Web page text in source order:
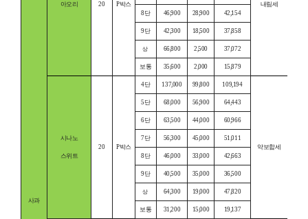
사과
아오리 20 P박스 내림세
8단 46,900 28,900 42,154
9단 42,300 18,500 37,858
상 66,800 2,500 37,072
보통 35,600 2,000 15,879
20 P박스
4단 137,000 99,800 109,194
약보합세
5단 68,000 56,900 64,443
6단 63,500 44,000 60,966
시나노 7단 56,300 45,000 51,011
스위트 8단 46,000 33,000 42,663
9단 40,500 35,000 36,500
상 64,300 19,000 47,820
보통 31,200 15,000 19,137